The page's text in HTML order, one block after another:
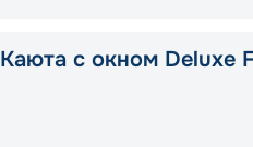
Каюта с окном Deluxe